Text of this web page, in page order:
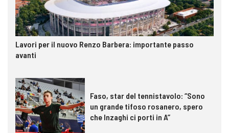
Lavori per il nuovo Renzo Barbera: importante passo
avanti
Faso, star del tennistavolo: “Sono
un grande tifoso rosanero, spero
che Inzaghi ci porti in A”